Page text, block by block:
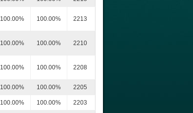
100.00% 100.00% 2213
100.00% 100.00% 2210
100.00% 100.00% 2208
100.00% 100.00% 2205
100.00% 100.00% 2203